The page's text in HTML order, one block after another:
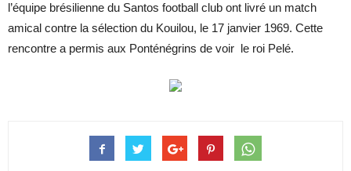
l’équipe brésilienne du Santos football club ont livré un match
amical contre la sélection du Kouilou, le 17 janvier 1969. Cette
rencontre a permis aux Ponténégrins de voir le roi Pelé.